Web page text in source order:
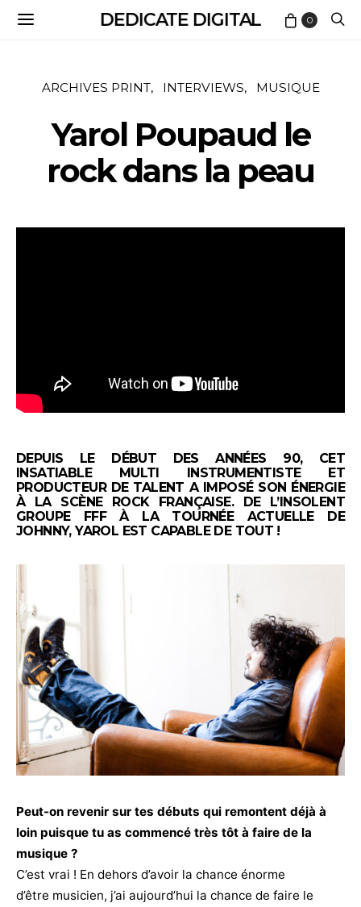
DEDICATE DIGITAL 0
ARCHIVES PRINT INTERVIEWS MUSIQUE
Yarol Poupaud le
rock dans la peau
DEPUIS LE DÉBUT DES ANNÉES 90, CET
INSATIABLE MULTI INSTRUMENTISTE ET
PRODUCTEUR DE TALENT A IMPOSÉ SON ÉNERGIE
À LA SCÈNE ROCK FRANÇAISE. DE L’INSOLENT
GROUPE FFF À LA TOURNÉE ACTUELLE DE
JOHNNY, YAROL EST CAPABLE DE TOUT !
Peut-on revenir sur tes débuts qui remontent déjà à
loin puisque tu as commencé très tôt à faire de la
musique ?
C’est vrai ! En dehors d’avoir la chance énorme
d’être musicien, j’ai aujourd’hui la chance de faire le